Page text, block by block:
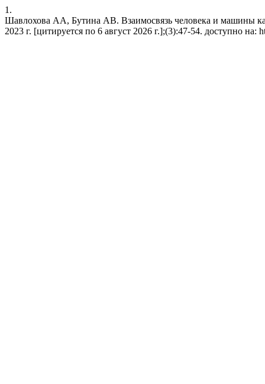
1.
Шавлохова АА, Бутина АВ. Взаимосвязь человека и машины
2023 г. [цитируется по 6 август 2026 г.];(3):47-54. доступно на: